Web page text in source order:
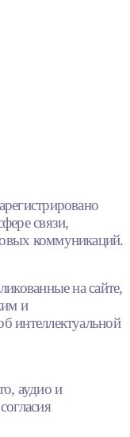
связи,
коммуникаций.
на сайте,
и
интеллектуальной
аудио и